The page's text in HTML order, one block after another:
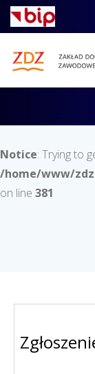
Notice: Trying to
/home/www/
on line 381